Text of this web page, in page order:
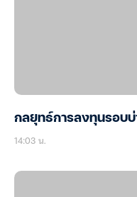
กลยุทธ์การลงทุนรอบ
14:03 น.